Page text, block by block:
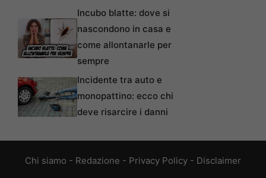
Incubo blatte: dove si
nascondono in casa e
come allontanarle per
sempre
Incidente tra auto e
monopattino: ecco chi
deve risarcire i danni
Chi siamo - Redazione - Privacy Policy - Disclaimer